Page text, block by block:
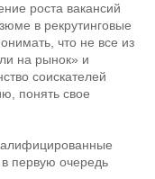
роста вакансий
в рекрутинговые
что не все из
на рынок» и
соискателей
понять свое
первую очередь